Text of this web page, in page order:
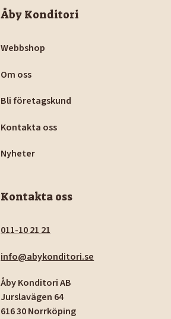
Åby Konditori
Webbshop
Om oss
Bli företagskund
Kontakta oss
Nyheter
Kontakta oss
011-10 21 21
info@abykonditori.se
Åby Konditori AB
Jurslavägen 64
616 30 Norrköping